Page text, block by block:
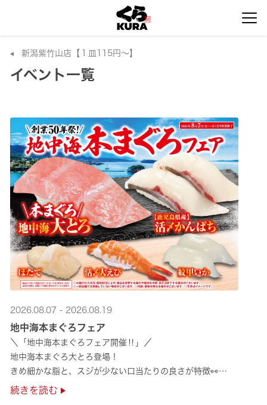
新潟紫竹山店【１皿115円～】
イベント一覧
2026.08.07 - 2026.08.19
地中海本まぐろフェア
＼「地中海本まぐろフェア開催‼」／
地中海本まぐろ大とろ登場！
きめ細かな脂と、スジが少ない口当たりの良さが特徴👀
さらに、鹿児島で育った高級魚【鹿児島県産活〆かんぱち】など
続きを読む